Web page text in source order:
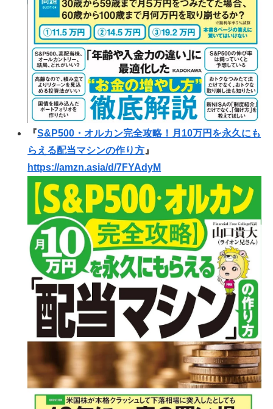
『S&P500・オルカン完全攻略！月10万円を永久にも
らえる配当マシンの作り方 』
https://amzn.asia/d/7FYAdyM